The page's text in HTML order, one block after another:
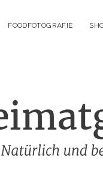
FOODFOTOGRAFIE